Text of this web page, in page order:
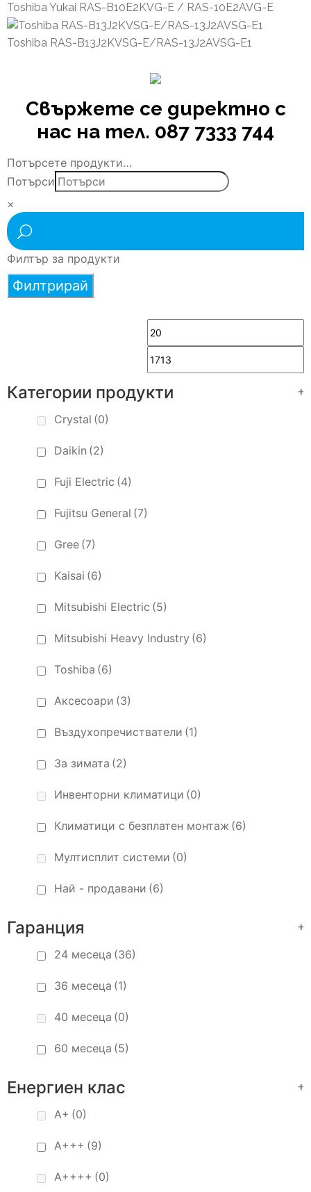
Toshiba Yukai RAS-B10E2KVG-E / RAS-10E2AVG-E
Toshiba RAS-B13J2KVSG-E/RAS-13J2AVSG-E1
Свържете се директно с
нас на тел. 087 7333 744
Потърсете продукти…
Потърси
×
Филтър за продукти
Филтрирай
Категории продукти +
Crystal (0)
Daikin (2)
Fuji Electric (4)
Fujitsu General (7)
Gree (7)
Kaisai (6)
Mitsubishi Electric (5)
Mitsubishi Heavy Industry (6)
Toshiba (6)
Аксесоари (3)
Въздухопречистватели (1)
За зимата (2)
Инвенторни климатици (0)
Климатици с безплатен монтаж (6)
Мултисплит системи (0)
Най - продавани (6)
Гаранция +
24 месеца (36)
36 месеца (1)
40 месеца (0)
60 месеца (5)
Енергиен клас +
A+ (0)
A+++ (9)
A++++ (0)